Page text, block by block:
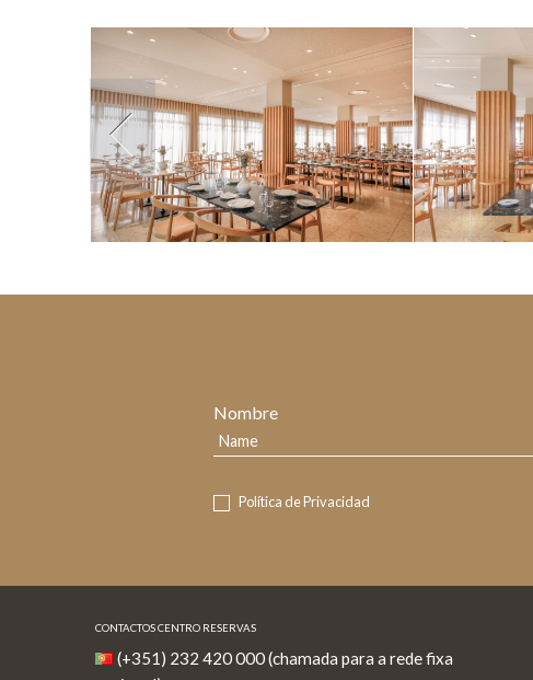
Nombre
Política de Privacidad
CONTACTOS CENTRO RESERVAS
(+351) 232 420 000 (chamada para a rede fixa